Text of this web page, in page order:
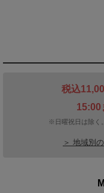
税込
15:00
※日曜祝日は除く
＞ 地域別